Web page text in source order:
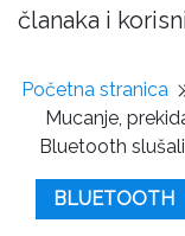
članaka i
Početna stranica
Mucanje,
Bluetooth
BLUETOOTH